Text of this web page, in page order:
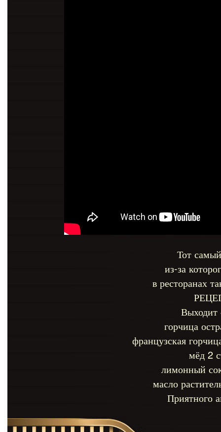
Тот
из-за
в ресторанах
Выходит
горчица
французская
мёд 2
лимонный
масло
Приятного